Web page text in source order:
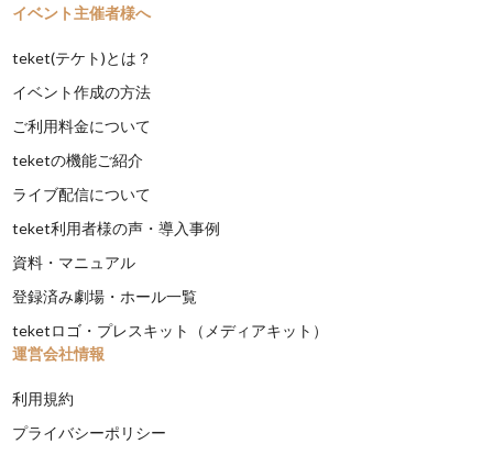
イベント主催者様へ
teket(テケト)とは？
イベント作成の方法
ご利用料金について
teketの機能ご紹介
ライブ配信について
teket利用者様の声・導入事例
資料・マニュアル
登録済み劇場・ホール一覧
teketロゴ・プレスキット（メディアキット）
運営会社情報
利用規約
プライバシーポリシー